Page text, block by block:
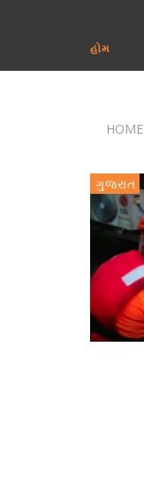
હોમ
HOME
ગુજરાત